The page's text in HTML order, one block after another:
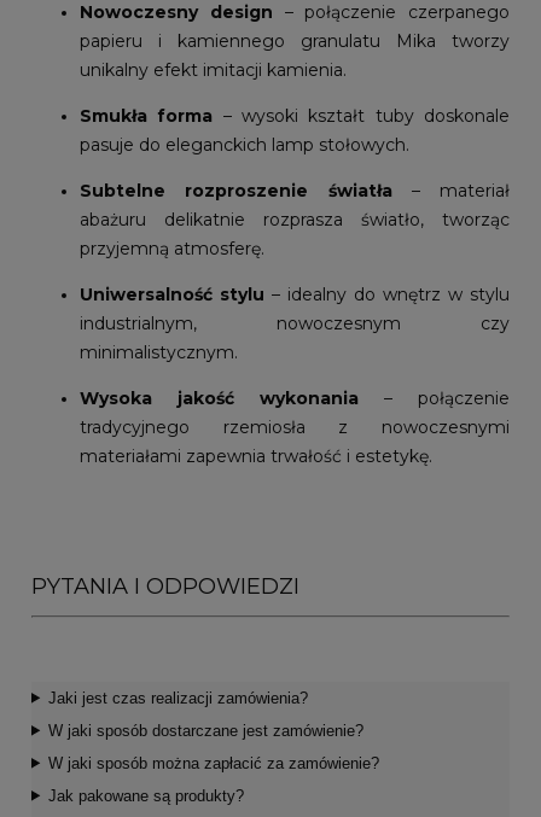
Nowoczesny design – połączenie czerpanego
papieru i kamiennego granulatu Mika tworzy
unikalny efekt imitacji kamienia.
Smukła forma – wysoki kształt tuby doskonale
pasuje do eleganckich lamp stołowych.
Subtelne rozproszenie światła– materiał
abażuru delikatnie rozprasza światło, tworząc
przyjemną atmosferę.
Uniwersalność stylu – idealny do wnętrz w stylu
industrialnym, nowoczesnym czy
minimalistycznym.
Wysoka jakość wykonania – połączenie
tradycyjnego rzemiosła z nowoczesnymi
materiałami zapewnia trwałość i estetykę.
PYTANIA I ODPOWIEDZI
Jaki jest czas realizacji zamówienia?
W jaki sposób dostarczane jest zamówienie?
W jaki sposób można zapłacić za zamówienie?
Jak pakowane są produkty?